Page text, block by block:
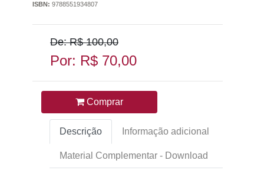
ISBN: 9788551934807
De: R$ 100,00
Por: R$ 70,00
Comprar
Descrição Informação adicional
Material Complementar - Download